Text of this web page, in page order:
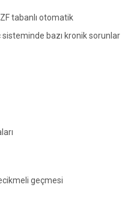
tabanlı otomatik
bazı kronik sorunlar
geçmesi